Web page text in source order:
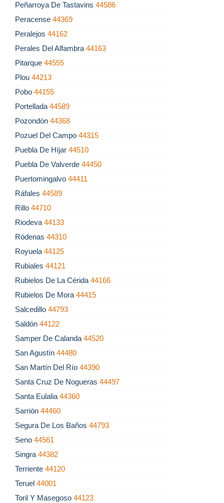
Peñarroya De Tastavins 44586
Peracense 44369
Peralejos 44162
Perales Del Alfambra 44163
Pitarque 44555
Plou 44213
Pobo 44155
Portellada 44589
Pozondón 44368
Pozuel Del Campo 44315
Puebla De Híjar 44510
Puebla De Valverde 44450
Puertomingalvo 44411
Ráfales 44589
Rillo 44710
Riodeva 44133
Ródenas 44310
Royuela 44125
Rubiales 44121
Rubielos De La Cérida 44166
Rubielos De Mora 44415
Salcedillo 44793
Saldón 44122
Samper De Calanda 44520
San Agustín 44480
San Martín Del Río 44390
Santa Cruz De Nogueras 44497
Santa Eulalia 44360
Sarrión 44460
Segura De Los Baños 44793
Seno 44561
Singra 44382
Terriente 44120
Teruel 44001
Toril Y Masegoso 44123